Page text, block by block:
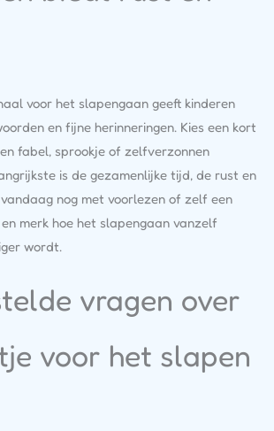
voor het slapengaan geeft kinderen
en fijne herinneringen. Kies een kort
fabel, sprookje of zelfverzonnen
is de gezamenlijke tijd, de rust en
nog met voorlezen of zelf een
merk hoe het slapengaan vanzelf
wordt.
vragen over
voor het slapen